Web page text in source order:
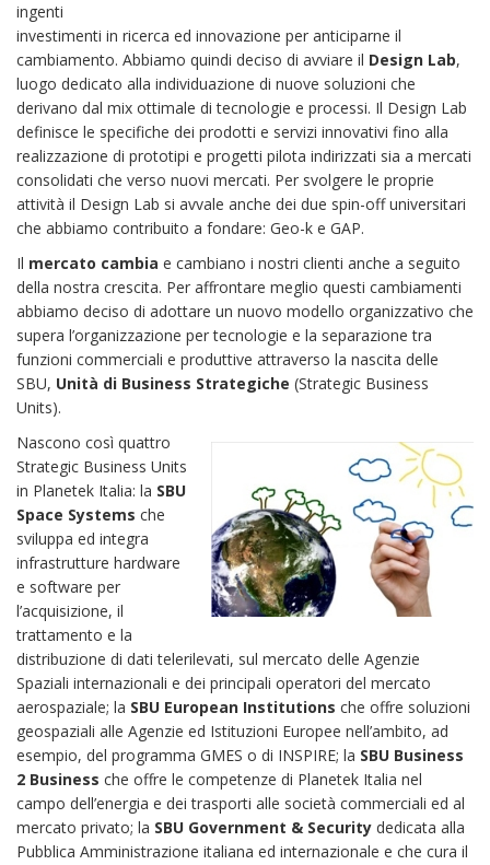
ingenti
investimenti in ricerca ed innovazione per anticiparne il
cambiamento. Abbiamo quindi deciso di avviare il Design Lab,
luogo dedicato alla individuazione di nuove soluzioni che
derivano dal mix ottimale di tecnologie e processi. Il Design Lab
definisce le specifiche dei prodotti e servizi innovativi fino alla
realizzazione di prototipi e progetti pilota indirizzati sia a mercati
consolidati che verso nuovi mercati. Per svolgere le proprie
attività il Design Lab si avvale anche dei due spin-off universitari
che abbiamo contribuito a fondare: Geo-k e GAP.
Il mercato cambia e cambiano i nostri clienti anche a seguito
della nostra crescita. Per affrontare meglio questi cambiamenti
abbiamo deciso di adottare un nuovo modello organizzativo che
supera l’organizzazione per tecnologie e la separazione tra
funzioni commerciali e produttive attraverso la nascita delle
SBU, Unità di Business Strategiche (Strategic Business
Units).
Nascono così quattro
Strategic Business Units
in Planetek Italia: la SBU
Space Systems che
sviluppa ed integra
infrastrutture hardware
e software per
l’acquisizione, il
trattamento e la
distribuzione di dati telerilevati, sul mercato delle Agenzie
Spaziali internazionali e dei principali operatori del mercato
aerospaziale; la SBU European Institutions che offre soluzioni
geospaziali alle Agenzie ed Istituzioni Europee nell’ambito, ad
esempio, del programma GMES o di INSPIRE; la SBU Business
2 Business che offre le competenze di Planetek Italia nel
campo dell’energia e dei trasporti alle società commerciali ed al
mercato privato; la SBU Government & Security dedicata alla
Pubblica Amministrazione italiana ed internazionale e che cura il